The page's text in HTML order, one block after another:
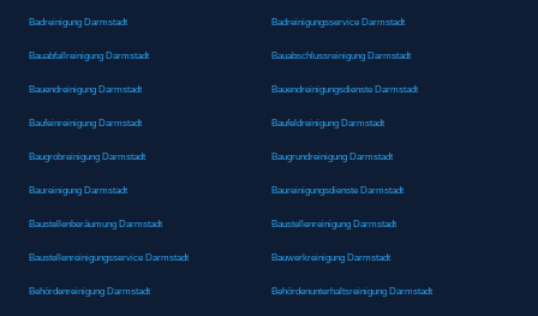
Badreinigung Darmstadt Badreinigungsservice Darmstadt
Bauabfallreinigung Darmstadt Bauabschlussreinigung Darmstadt
Bauendreinigung Darmstadt Bauendreinigungsdienste Darmstadt
Baufeinreinigung Darmstadt Baufeldreinigung Darmstadt
Baugrobreinigung Darmstadt Baugrundreinigung Darmstadt
Baureinigung Darmstadt Baureinigungsdienste Darmstadt
Baustellenberäumung Darmstadt Baustellenreinigung Darmstadt
Baustellenreinigungsservice Darmstadt Bauwerkreinigung Darmstadt
Behördenreinigung Darmstadt Behördenunterhaltsreinigung Darmstadt